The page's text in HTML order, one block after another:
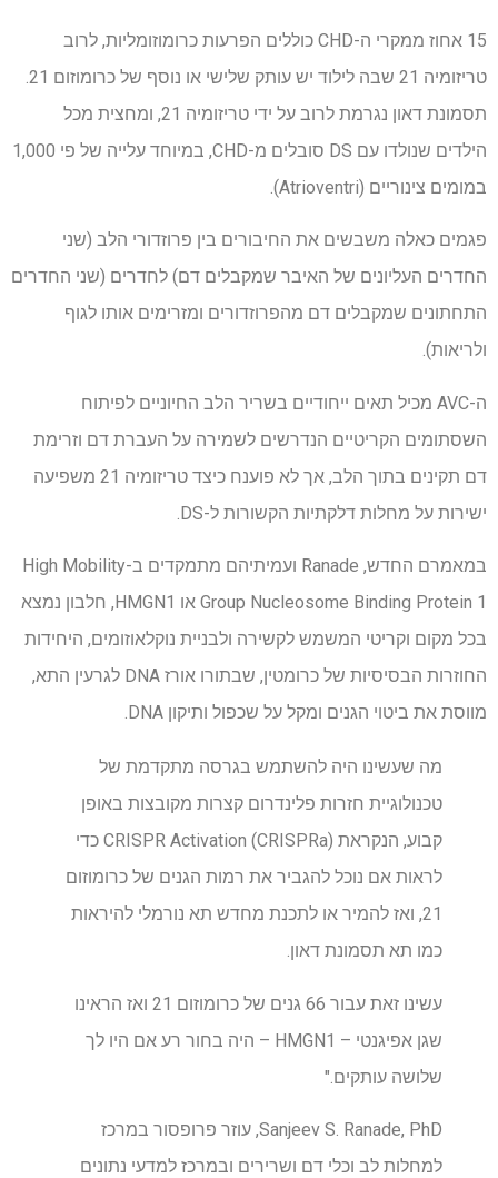
15 אחוז ממקרי ה-CHD כוללים הפרעות כרומוזומליות, לרוב
טריזומיה 21 שבה לילוד יש עותק שלישי או נוסף של כרומוזום 21.
תסמונת דאון נגרמת לרוב על ידי טריזומיה 21, ומחצית מכל
הילדים שנולדו עם DS סובלים מ-CHD, במיוחד עלייה של פי 1,000
במומים צינוריים (Atrioventri).
פגמים כאלה משבשים את החיבורים בין פרוזדורי הלב (שני
החדרים העליונים של האיבר שמקבלים דם) לחדרים (שני החדרים
התחתונים שמקבלים דם מהפרוזדורים ומזרימים אותו לגוף
ולריאות).
ה-AVC מכיל תאים ייחודיים בשריר הלב החיוניים לפיתוח
השסתומים הקריטיים הנדרשים לשמירה על העברת דם וזרימת
דם תקינים בתוך הלב, אך לא פוענח כיצד טריזומיה 21 משפיעה
ישירות על מחלות דלקתיות הקשורות ל-DS.
במאמרם החדש, Ranade ועמיתיהם מתמקדים ב-High Mobility
Group Nucleosome Binding Protein 1 או HMGN1, חלבון נמצא
בכל מקום וקריטי המשמש לקשירה ולבניית נוקלאוזומים, היחידות
החוזרות הבסיסיות של כרומטין, שבתורו אורז DNA לגרעין התא,
מווסת את ביטוי הגנים ומקל על שכפול ותיקון DNA.
מה שעשינו היה להשתמש בגרסה מתקדמת של
טכנולוגיית חזרות פלינדרום קצרות מקובצות באופן
קבוע, הנקראת CRISPR Activation (CRISPRa) כדי
לראות אם נוכל להגביר את רמות הגנים של כרומוזום
21, ואז להמיר או לתכנת מחדש תא נורמלי להיראות
כמו תא תסמונת דאון.
עשינו זאת עבור 66 גנים של כרומוזום 21 ואז הראינו
שגן אפיגנטי – HMGN1 – היה בחור רע אם היו לך
שלושה עותקים."
Sanjeev S. Ranade, PhD, עוזר פרופסור במרכז
למחלות לב וכלי דם ושרירים ובמרכז למדעי נתונים